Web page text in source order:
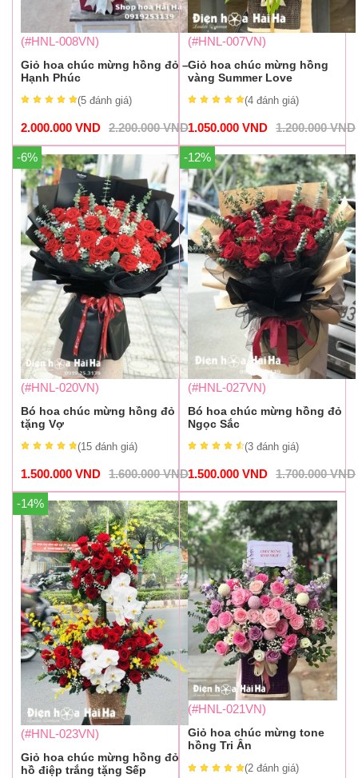
(#HNL-008VN)
Giỏ hoa chúc mừng hồng đỏ –
Hạnh Phúc
(5 đánh giá)
2.200.000VND
2.000.000 VND
(#HNL-007VN)
Giỏ hoa chúc mừng hồng
vàng Summer Love
(4 đánh giá)
1.200.000VND
1.050.000 VND
-6%
(#HNL-020VN)
Bó hoa chúc mừng hồng đỏ
tặng Vợ
(15 đánh giá)
1.600.000VND
1.500.000 VND
-12%
(#HNL-027VN)
Bó hoa chúc mừng hồng đỏ
Ngọc Sắc
(3 đánh giá)
1.700.000VND
1.500.000 VND
-14%
(#HNL-023VN)
Giỏ hoa chúc mừng hồng đỏ
hồ điệp trắng tặng Sếp
(#HNL-021VN)
Giỏ hoa chúc mừng tone
hồng Tri Ân
(2 đánh giá)